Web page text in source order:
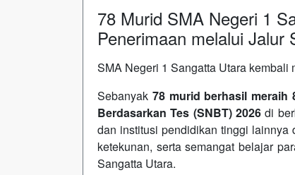
78 Murid SMA Negeri 1
Penerimaan melalui Jalur
SMA Negeri 1 Sangatta Utara
Sebanyak 78 murid berhasil meraih
Berdasarkan Tes (SNBT) 2026 di
dan institusi pendidikan tinggi lainnya
ketekunan, serta semangat belajar
Sangatta Utara.